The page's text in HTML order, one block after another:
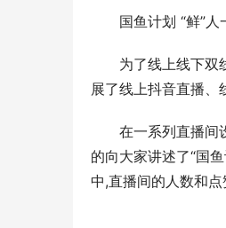
国鱼计划 “鲜”
为了线上线下双
展了线上抖音直播、
在一系列直播间
的向大家讲述了“国
中,直播间的人数和点